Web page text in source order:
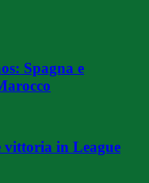
Spagna e
vittoria in League